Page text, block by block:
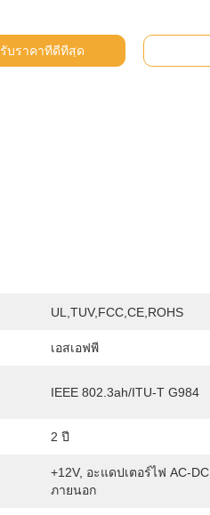
รับราคาที่ดีที่สุด
UL,TUV,FCC,CE,ROHS
เอสเอฟพี
IEEE 802.3ah/ITU-T G984
2 ปี
+12V, อะแดปเตอร์ไฟ AC-DC
ภายนอก